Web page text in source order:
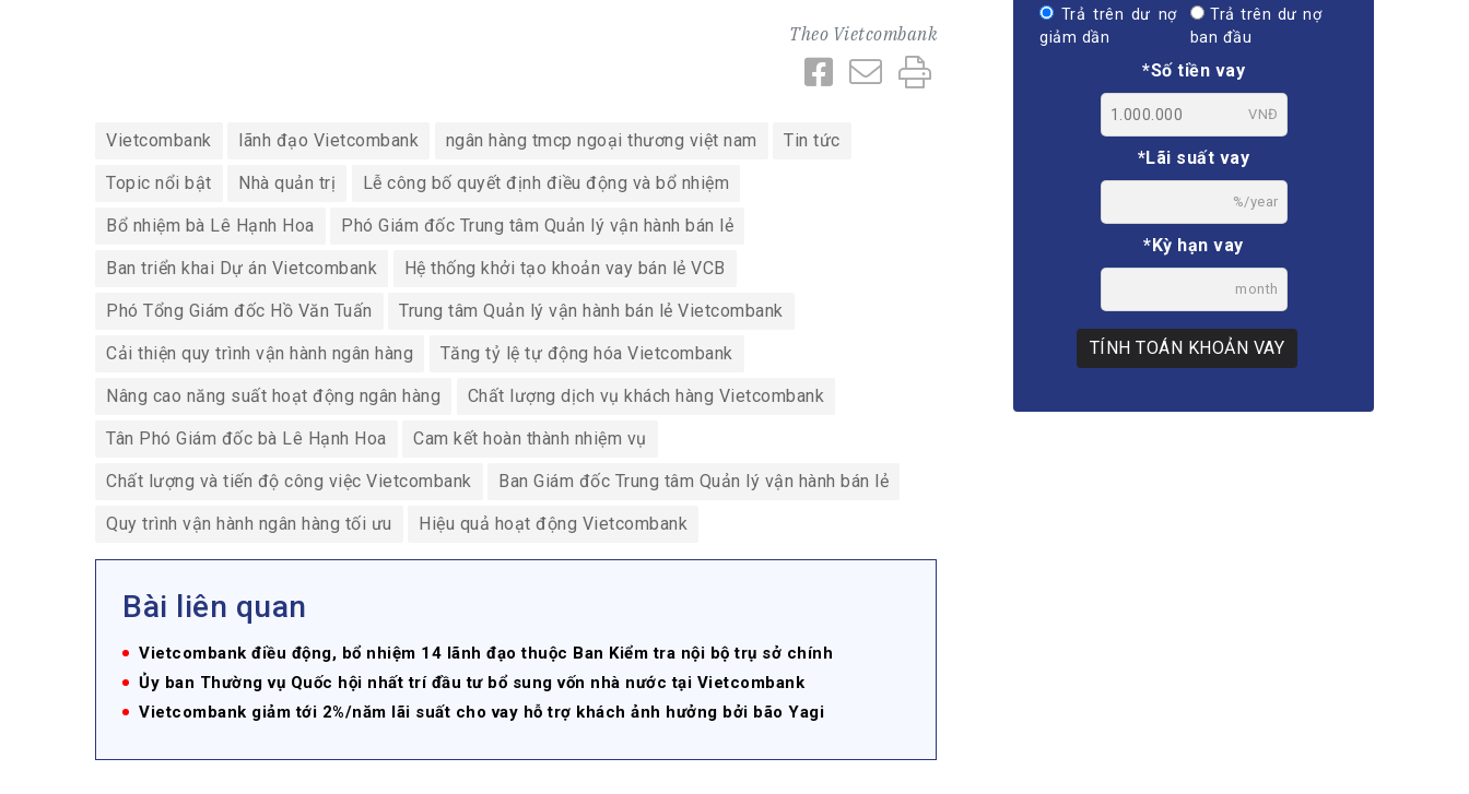
Theo Vietcombank
Vietcombank lãnh đạo Vietcombank ngân hàng tmcp ngoại thương việt nam Tin tức
Topic nổi bật Nhà quản trị Lễ công bố quyết định điều động và bổ nhiệm
Bổ nhiệm bà Lê Hạnh Hoa Phó Giám đốc Trung tâm Quản lý vận hành bán lẻ
Ban triển khai Dự án Vietcombank Hệ thống khởi tạo khoản vay bán lẻ VCB
Phó Tổng Giám đốc Hồ Văn Tuấn Trung tâm Quản lý vận hành bán lẻ Vietcombank
Cải thiện quy trình vận hành ngân hàng Tăng tỷ lệ tự động hóa Vietcombank
Nâng cao năng suất hoạt động ngân hàng Chất lượng dịch vụ khách hàng Vietcombank
Tân Phó Giám đốc bà Lê Hạnh Hoa Cam kết hoàn thành nhiệm vụ
Chất lượng và tiến độ công việc Vietcombank Ban Giám đốc Trung tâm Quản lý vận hành bán lẻ
Quy trình vận hành ngân hàng tối ưu Hiệu quả hoạt động Vietcombank
Bài liên quan
Vietcombank điều động, bổ nhiệm 14 lãnh đạo thuộc Ban Kiểm tra nội bộ trụ sở chính
Ủy ban Thường vụ Quốc hội nhất trí đầu tư bổ sung vốn nhà nước tại Vietcombank
Vietcombank giảm tới 2%/năm lãi suất cho vay hỗ trợ khách ảnh hưởng bởi bão Yagi
Trả trên dư nợ
giảm dần
Trả trên dư nợ
ban đầu
*Số tiền vay
VNĐ
*Lãi suất vay
%/year
*Kỳ hạn vay
month
TÍNH TOÁN KHOẢN VAY